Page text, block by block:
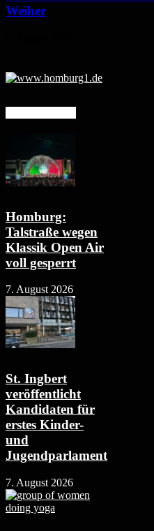
Weiher
Homburg:
Talstraße wegen
Klassik Open Air
voll gesperrt
7. August 2026
St. Ingbert
veröffentlicht
Kandidaten für
erstes Kinder-
und
Jugendparlament
7. August 2026